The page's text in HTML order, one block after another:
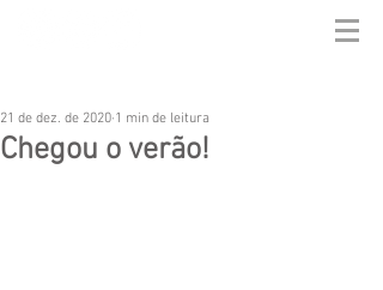
Chegou o verão!
21 de dez. de 2020 1 min de leitura